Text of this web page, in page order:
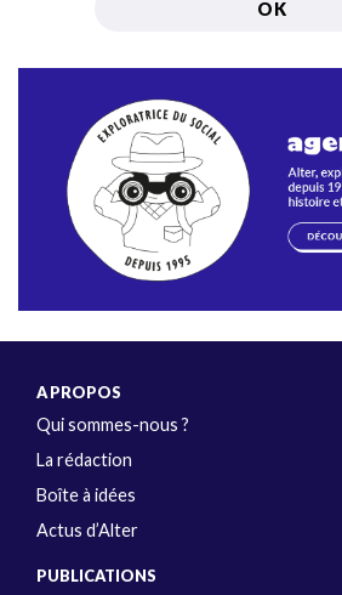
A PROPOS
Qui sommes-nous ?
La rédaction
Boîte à idées
Actus d’Alter
PUBLICATIONS